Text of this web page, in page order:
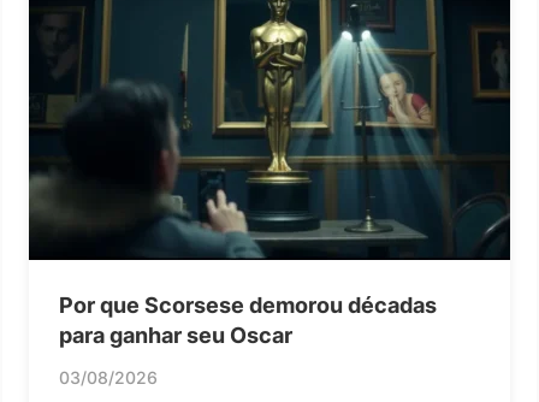
Por que Scorsese demorou décadas
para ganhar seu Oscar
03/08/2026